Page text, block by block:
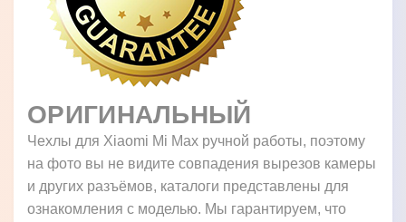
ОРИГИНАЛЬНЫЙ
Чехлы для Xiaomi Mi Max ручной работы, поэтому
на фото вы не видите совпадения вырезов камеры
и других разъёмов, каталоги представлены для
ознакомления с моделью. Мы гарантируем, что